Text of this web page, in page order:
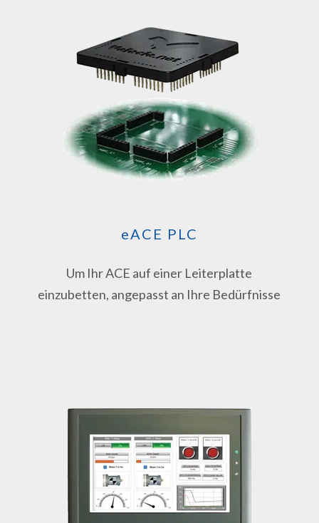
eACE PLC
Um Ihr ACE auf einer Leiterplatte
einzubetten, angepasst an Ihre Bedürfnisse